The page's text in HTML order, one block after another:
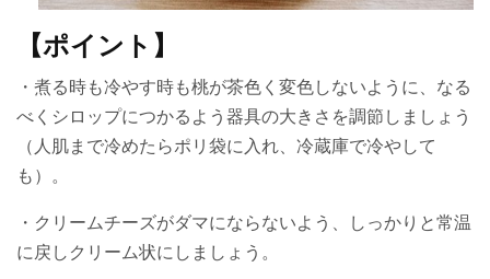
【ポイント】
・煮る時も冷やす時も桃が茶色く変色しないように、なる
べくシロップにつかるよう器具の大きさを調節しましょう
（人肌まで冷めたらポリ袋に入れ、冷蔵庫で冷やして
も）。
・クリームチーズがダマにならないよう、しっかりと常温
に戻しクリーム状にしましょう。